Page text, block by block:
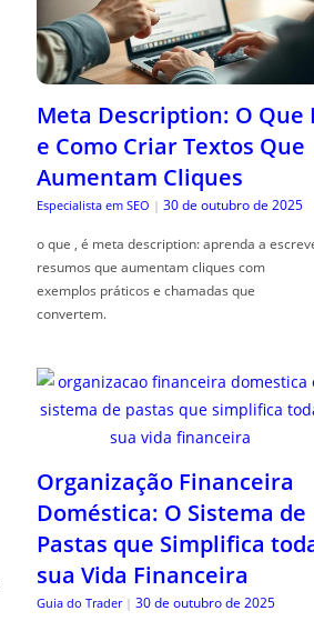
Meta Description: O Que
e Como Criar Textos Que
Aumentam Cliques
Especialista em SEO | 30 de outubro de 2025
o que , é meta description: aprenda a
resumos que aumentam cliques com
exemplos práticos e chamadas que
convertem.
Organização Financeira
Doméstica: O Sistema de
Pastas que Simplifica
sua Vida Financeira
Guia do Trader | 30 de outubro de 2025